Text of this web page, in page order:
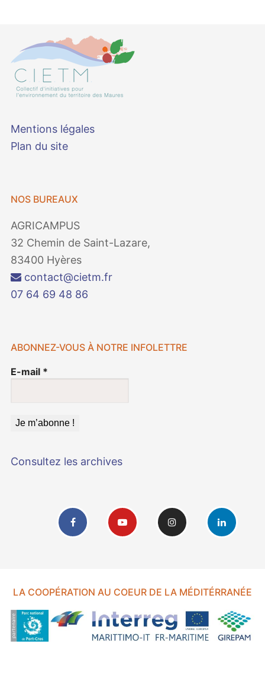
Mentions légales
Plan du site
NOS BUREAUX
AGRICAMPUS
32 Chemin de Saint-Lazare,
83400 Hyères
contact@cietm.fr
07 64 69 48 86
ABONNEZ-VOUS À NOTRE INFOLETTRE
E-mail *
Consultez les archives
LA COOPÉRATION AU COEUR DE LA MÉDITÉRRANÉE